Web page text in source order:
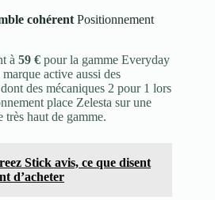
cohérent Positionnement
à 59 € pour la gamme Everyday
active aussi des
des mécaniques 2 pour 1 lors
place Zelesta sur une
très haut de gamme.
Stick avis, ce que disent
d’acheter